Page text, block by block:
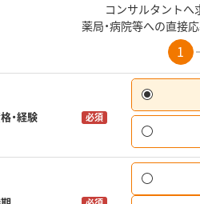
コンサルタントへ
薬局・病院等への直接
1
・経験 必須